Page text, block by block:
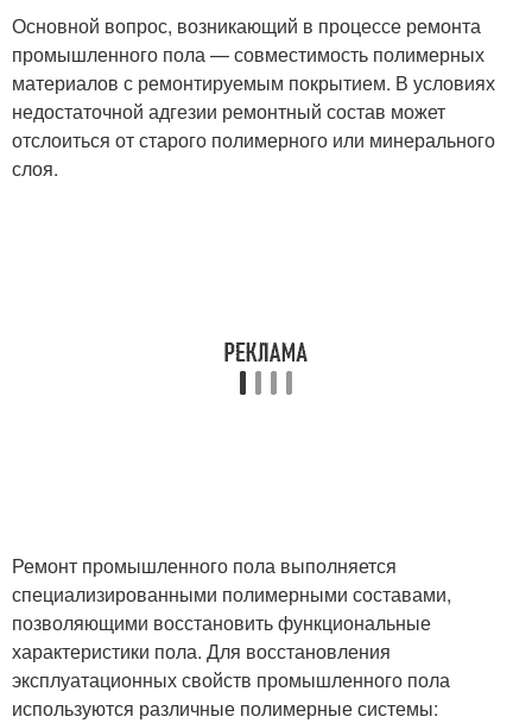
Основной вопрос, возникающий в процессе ремонта
промышленного пола — совместимость полимерных
материалов с ремонтируемым покрытием. В условиях
недостаточной адгезии ремонтный состав может
отслоиться от старого полимерного или минерального
слоя.
Ремонт промышленного пола выполняется
специализированными полимерными составами,
позволяющими восстановить функциональные
характеристики пола. Для восстановления
эксплуатационных свойств промышленного пола
используются различные полимерные системы: